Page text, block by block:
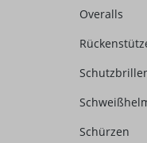
Overalls
Schürzen